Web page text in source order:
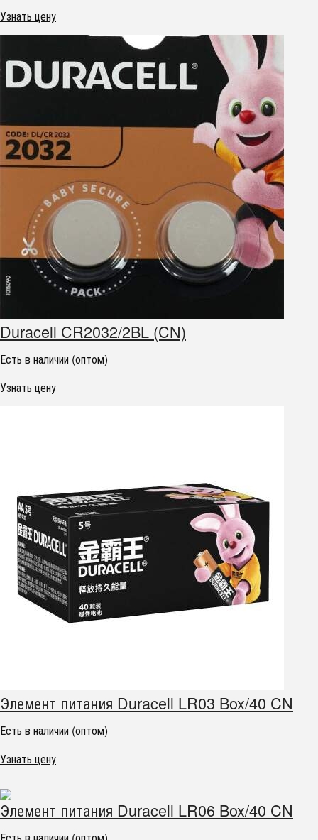
Узнать цену
Duracell CR2032/2BL (CN)
Есть в наличии (оптом)
Узнать цену
Элемент питания Duracell LR03 Box/40 CN
Есть в наличии (оптом)
Узнать цену
Элемент питания Duracell LR06 Box/40 CN